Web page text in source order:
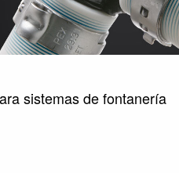
sistemas de fontanería